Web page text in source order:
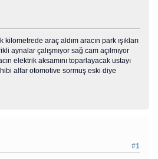
araç aldım aracın park ışıkları
aynalar çalışmıyor sağ cam açılmıyor
elektrik aksamını toparlayacak ustayı
alfar otomotive sormuş eski diye
#1